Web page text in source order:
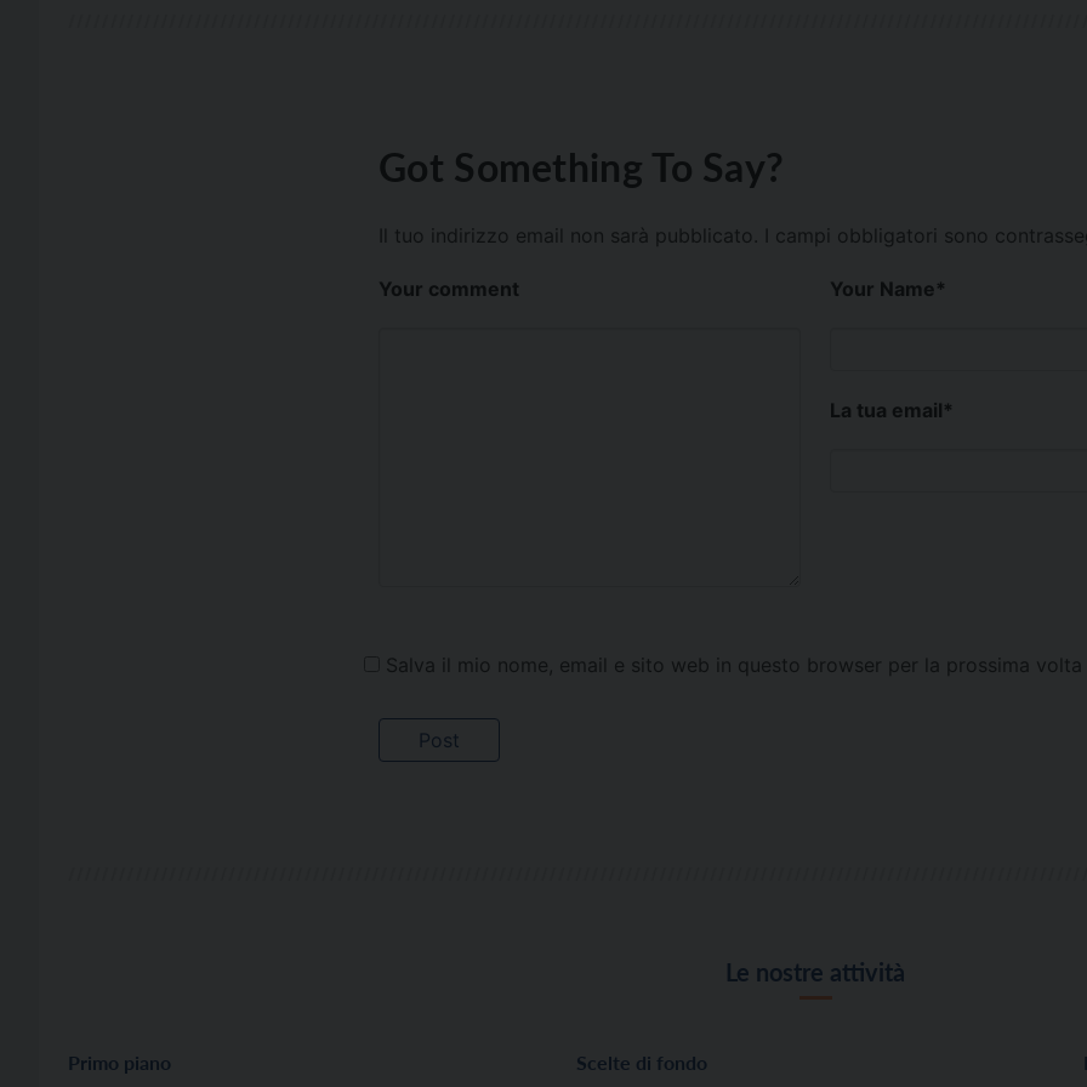
Got Something To Say?
Il tuo indirizzo email non sarà pubblicato. I campi obbligatori sono
Your comment Your Name*
La tua email*
Salva il mio nome, email e sito web in questo browser per la prossima
Le nostre attività
Primo piano Scelte di fondo